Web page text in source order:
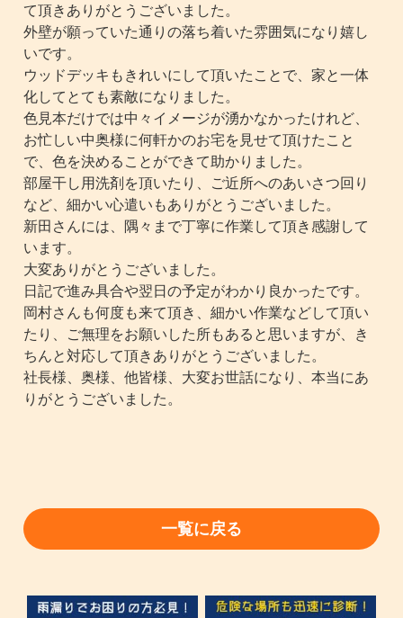
て頂きありがとうございました。
外壁が願っていた通りの落ち着いた雰囲気になり嬉し
いです。
ウッドデッキもきれいにして頂いたことで、家と一体
化してとても素敵になりました。
色見本だけでは中々イメージが湧かなかったけれど、
お忙しい中奥様に何軒かのお宅を見せて頂けたこと
で、色を決めることができて助かりました。
部屋干し用洗剤を頂いたり、ご近所へのあいさつ回り
など、細かい心遣いもありがとうございました。
新田さんには、隅々まで丁寧に作業して頂き感謝して
います。
大変ありがとうございました。
日記で進み具合や翌日の予定がわかり良かったです。
岡村さんも何度も来て頂き、細かい作業などして頂い
たり、ご無理をお願いした所もあると思いますが、き
ちんと対応して頂きありがとうございました。
社長様、奥様、他皆様、大変お世話になり、本当にあ
りがとうございました。
一覧に戻る